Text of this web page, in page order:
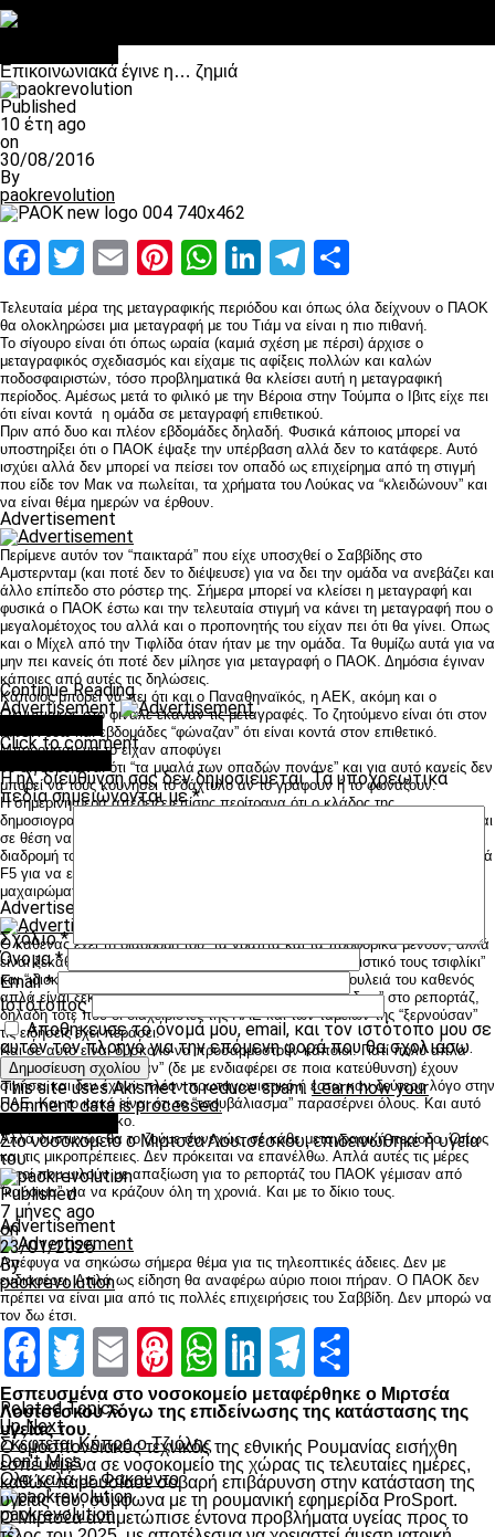
Επικοινωνιακά έγινε η… ζημιά
Published
10 έτη ago
on
30/08/2016
By
paokrevolution
Facebook
Twitter
EmailPinterest
WhatsApp
LinkedIn
Telegram
Τελευταία μέρα της μεταγραφικής περιόδου και όπως όλα δείχνουν ο ΠΑΟΚ
θα ολοκληρώσει μια μεταγραφή με του Τιάμ να είναι η πιο πιθανή.
Το σίγουρο είναι ότι όπως ωραία (καμιά σχέση με πέρσι) άρχισε ο
μεταγραφικός σχεδιασμός και είχαμε τις αφίξεις πολλών και καλών
ποδοσφαιριστών, τόσο προβληματικά θα κλείσει αυτή η μεταγραφική
περίοδος. Αμέσως μετά το φιλικό με την Βέροια στην Τούμπα ο Ιβιτς είχε πει
ότι είναι κοντά η ομάδα σε μεταγραφή επιθετικού.
Πριν από δυο και πλέον εβδομάδες δηλαδή. Φυσικά κάποιος μπορεί να
υποστηρίξει ότι ο ΠΑΟΚ έψαξε την υπέρβαση αλλά δεν το κατάφερε. Αυτό
ισχύει αλλά δεν μπορεί να πείσει τον οπαδό ως επιχείρημα από τη στιγμή
που είδε τον Μακ να πωλείται, τα χρήματα του Λούκας να “κλειδώνουν” και
να είναι θέμα ημερών να έρθουν.
Advertisement
Περίμενε αυτόν τον “παικταρά” που είχε υποσχθεί ο Σαββίδης στο
Αμστερνταμ (και ποτέ δεν το διέψευσε) για να δει την ομάδα να ανεβάζει και
άλλο επίπεδο στο ρόστερ της. Σήμερα μπορεί να κλείσει η μεταγραφή και
φυσικά ο ΠΑΟΚ έστω και την τελευταία στιγμή να κάνει τη μεταγραφή που ο
μεγαλομέτοχος του αλλά και ο προπονητής του είχαν πει ότι θα γίνει. Οπως
και ο Μίχελ από την Τιφλίδα όταν ήταν με την ομάδα. Τα θυμίζω αυτά για να
μην πει κανείς ότι ποτέ δεν μίλησε για μεταγραφή ο ΠΑΟΚ. Δημόσια έγιναν
κάποιες από αυτές τις δηλώσεις.
Κάποιος μπορεί να πει ότι και ο Παναθηναϊκός, η ΑΕΚ, ακόμη και ο
Ολυμπιακός στο φινάλε έκαναν τις μεταγραφές. Το ζητούμενο είναι ότι στον
ΠΑΟΚ εδώ και εβδομάδες “φώναζαν” ότι είναι κοντά στον επιθετικό.
Μπορούσαν να το είχαν αποφύγει
Το σίγουρο είναι ότι “τα μυαλά των οπαδών πονάνε” και για αυτό κανείς δεν
μπορεί να τους κουνήσει το δάχτυλο αν το γράφουν ή το φωνάζουν.
Η σημερινή μέρα απέδειξε επίσης περίτρανα ότι ο κλάδος της
δημοσιογραφίας “νοσεί”. Ξεκαθαρίζω ότι ούτε υποδείξεις ούτε μαθήματα είμαι
σε θέση να κάνω. Ποιος είμαι εγώ για να το κάνω; Ο καθένας έχει τη
διαδρομή του και είναι σεβαστή. Αλλά αυτές τις ώρες που ο ΠΑΟΚτσής πατά
F5 για να ενημερωθεί για την τελευταία μεταγραφή, διαβάζει σε αλληλο-
μαχαιρώματα που αχρείαστα είναι και κυρίως άνευ ουσίας.
Advertisement
Ο καθένας έχει τη διαδρομή του, τα γραπτά και τα προφορικά μένουν, αλλά
είναι ξεκάθαρο ότι κάποιοι θεωρούν τον ΠΑΟΚ “αποκλειστικό τους τσιφλίκι”
και “ιδιοκτησία” τους. Επαναλαμβάνω ότι σέβομαι τη δουλειά του καθενός
απλά είναι ξεκάθαρο ότι οι εποχές των “παχιών αγελάδων” στο ρεπορτάζ,
δηλαδή τότε που οι διαχειριστές της ΠΑΕ και των ταμείων της “ξερνούσαν”
τις ειδήσεις έχει περάσει.
Και σε αυτό είναι δύσκολο να προσαρμοστούν κάποιοι. Γιατί πολύ απλά
αυτοί που “κελαηδούσαν” (δε με ενδιαφέρει σε ποια κατεύθυνση) έχουν
σιγήσει και δεν έχουν πλέον πρωταγωνιστικό ή έστω καν δεύτερο λόγο στην
ΠΑΕ. Και το κακό είναι ότι το “τσουβάλιασμα” παρασέρνει όλους. Και αυτό
είναι το πλέον άδικο.
Αλλά δυστυχώς θα το ζούμε συνεχώς, σε κάθε μεταγραφική περίοδο. Όπως
και τις μικροπρέπειες. Δεν πρόκειται να επανέλθω. Απλά αυτές τις μέρες
αυτοί που μιλούν με απαξίωση για το ρεπορτάζ του ΠΑΟΚ γέμισαν από
“καύσιμα” για να κράζουν όλη τη χρονιά. Και με το δίκιο τους.
Advertisement
Απέφυγα να σηκώσω σήμερα θέμα για τις τηλεοπτικές άδειες. Δεν με
ενδιαφέρει. Απλά ως είδηση θα αναφέρω αύριο ποιοι πήραν. Ο ΠΑΟΚ δεν
πρέπει να είναι μια από τις πολλές επιχειρήσεις του Σαββίδη. Δεν μπορώ να
τον δω έτσι.
Facebook
Twitter
EmailPinterest
WhatsApp
LinkedInTelegram
Related Topics:
Up Next
Σκέφτεται Κύπρο ο Τζιόλης
Don't Miss
Ολα καλά με Φακούντο
paokrevolution
Continue Reading
Advertisement
Click to comment
Η ηλ. διεύθυνση σας δεν δημοσιεύεται. Τα υποχρεωτικά
πεδία σημειώνονται με*
Σχόλιο*
Όνομα*
Email*
Ιστότοπος
Αποθήκευσε το όνομά μου, email, και τον ιστότοπο μου σε
αυτόν τον πλοηγό για την επόμενη φορά που θα σχολιάσω.
This site uses Akismet to reduce spam.Learn how your
comment data is processed.
Στο νοσοκομείο ο Μιρτσέα Λουτσέσκου, επιδεινώθηκε η υγεία
του
Published
7 μήνες ago
on
23/01/2026
By
paokrevolution
Facebook
Twitter
EmailPinterest
WhatsApp
LinkedIn
Telegram
Εσπευσμένα στο νοσοκομείο μεταφέρθηκε ο Μιρτσέα
Λουτσέσκου λόγω της επιδείνωσης της κατάστασης της
υγείας του.
Ο ομοσπονδιακός τεχνικός της εθνικής Ρουμανίας εισήχθη
εσπευσμένα σε νοσοκομείο της χώρας τις τελευταίες ημέρες,
καθώς παρουσίασε σοβαρή επιβάρυνση στην κατάσταση της
υγείας του, σύμφωνα με τη ρουμανική εφημερίδα ProSport.
Ο Μιρτσέα αντιμετώπισε έντονα προβλήματα υγείας προς το